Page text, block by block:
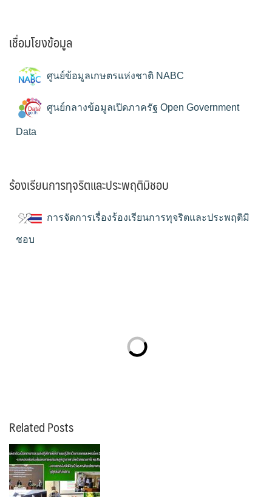
เชื่อมโยงข้อมูล
ศูนย์ข้อมูลเกษตรแห่งชาติ NABC
ศูนย์กลางข้อมูลเปิดภาครัฐ Open Government
Data
ร้องเรียนการทุจริตและประพฤติมิชอบ
การจัดการเรื่องร้องเรียนการทุจริตและประพฤติมิ
ชอบ
Related Posts